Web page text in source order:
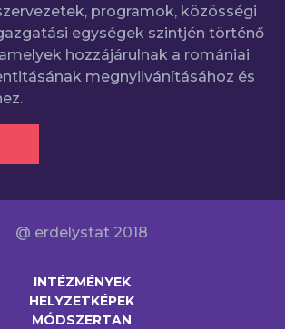
programok, közösségi
egységek szintjén történő
hozzájárulnak a romániai
megnyilvánításához és
@ erdelystat 2018
INTÉZMÉNYEK
HELYZETKÉPEK
MÓDSZERTAN